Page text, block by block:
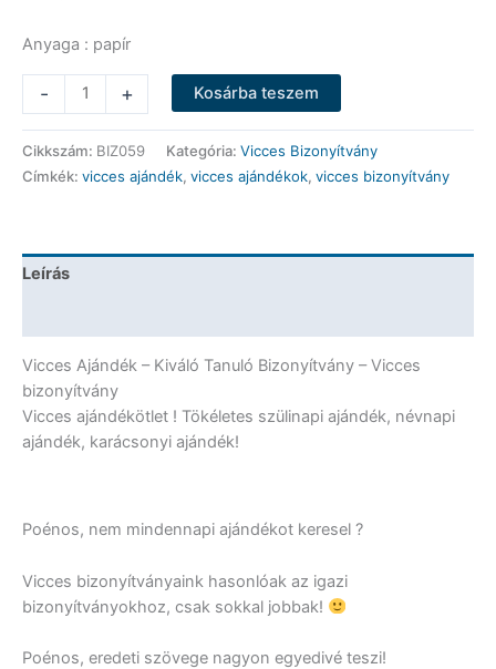
Anyaga : papír
-
Bizonyítvány
-
Kiváló
Tanuló
Vicces
+ Kosárba teszem
Cikkszám: BIZ059 Kategória: Vicces Bizonyítvány
Címkék: vicces ajándék, vicces ajándékok, vicces bizonyítvány
Leírás
Vicces Ajándék – Kiváló Tanuló Bizonyítvány – Vicces
bizonyítvány
Vicces ajándékötlet ! Tökéletes szülinapi ajándék, névnapi
ajándék, karácsonyi ajándék!
Poénos, nem mindennapi ajándékot keresel ?
Vicces bizonyítványaink hasonlóak az igazi
bizonyítványokhoz, csak sokkal jobbak!
Poénos, eredeti szövege nagyon egyedivé teszi!